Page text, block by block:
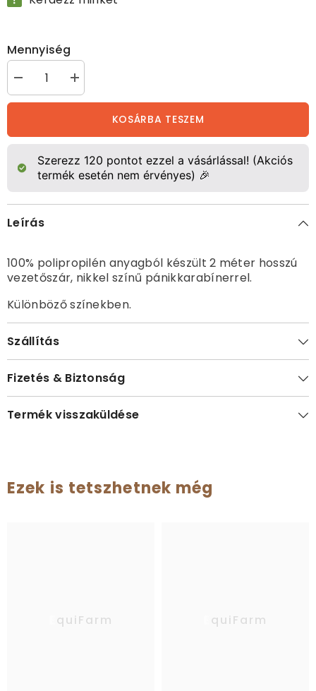
Mennyiség
Pánikkarabíneres
vezetőszár
mennyiségének
Pánikkarabíneres
vezetőszár
mennyiségének
KOSÁRBA TESZEM
Szerezz 120 pontot ezzel a vásárlással! (Akciós
termék esetén nem érvényes) 🎉
Leírás
100% polipropilén anyagból készült 2 méter hosszú
vezetőszár, nikkel színű pánikkarabínerrel.
Különböző színekben.
Szállítás
Fizetés & Biztonság
Termék visszaküldése
Ezek is tetszhetnek még
EquiFarm EquiFarm